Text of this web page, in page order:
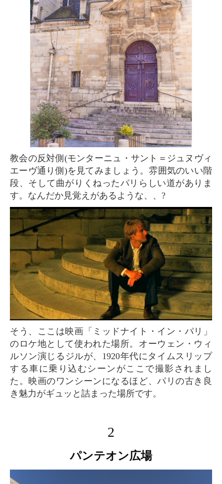
教会の反対側(モンターニュ・サント＝ジュヌヴィ
エーヴ通り側)を見てみましょう。雰囲気のいい階
段、そして曲がりくねったパリらしい道がありま
す。なんだか見覚えがあるような、、?
そう、ここは映画「ミッドナイト・イン・パリ」
のロケ地として使われた場所。オーウェン・ウィ
ルソン演じるジルが、1920年代にタイムスリップ
する車に乗り込むシーンがここで撮影されまし
た。映画のワンシーンになるほど、パリの古き良
き魅力がギュッと詰まった場所です。
2
パンテオン広場